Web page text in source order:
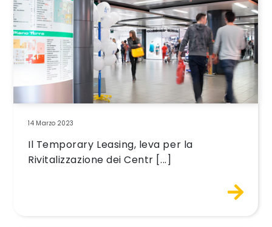
14 Marzo 2023
Il Temporary Leasing, leva per la
Rivitalizzazione dei Centr [...]